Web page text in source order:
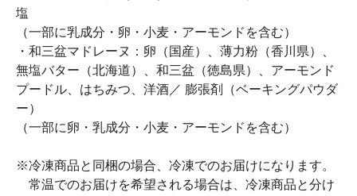
塩
（一部に乳成分・卵・小麦・アーモンドを含む）
・和三盆マドレーヌ：卵（国産）、薄力粉（香川県）、
無塩バター（北海道）、和三盆（徳島県）、アーモンド
プードル、はちみつ、洋酒／ 膨張剤（ベーキングパウダ
ー）
（一部に卵・乳成分・小麦・アーモンドを含む）
※冷凍商品と同梱の場合、冷凍でのお届けになります。
常温でのお届けを希望される場合は、冷凍商品と分け